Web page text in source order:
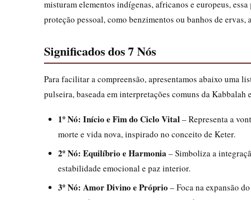
misturam elementos indígenas, africanos e europeus,
proteção pessoal, como benzimentos ou banhos de
Significados dos 7 Nós
Para facilitar a compreensão, apresentamos abaixo uma
pulseira, baseada em interpretações comuns da
1º Nó: Início e Fim do Ciclo Vital– Representa a
morte e vida nova, inspirado no conceito de Keter.
2º Nó: Equilíbrio e Harmonia – Simboliza a
estabilidade emocional e paz interior.
3º Nó: Amor Divino e Próprio – Foca na expansão